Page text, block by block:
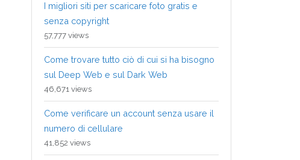
I migliori siti per scaricare foto gratis e
senza copyright
57,777 views
Come trovare tutto ciò di cui si ha bisogno
sul Deep Web e sul Dark Web
46,671 views
Come verificare un account senza usare il
numero di cellulare
41,852 views